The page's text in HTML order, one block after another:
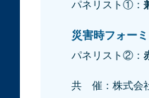
パネリスト①：
災害時フォー
パネリスト②：
共 催：株式会